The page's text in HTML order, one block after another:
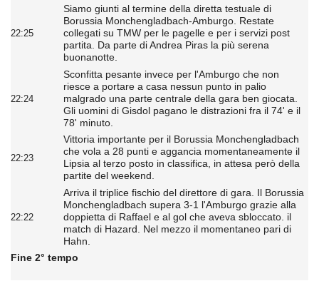
22:25
Siamo giunti al termine della diretta testuale di
Borussia Monchengladbach-Amburgo. Restate
collegati su TMW per le pagelle e per i servizi post
partita. Da parte di Andrea Piras la più serena
buonanotte.
22:24
Sconfitta pesante invece per l'Amburgo che non
riesce a portare a casa nessun punto in palio
malgrado una parte centrale della gara ben giocata.
Gli uomini di Gisdol pagano le distrazioni fra il 74' e il
78' minuto.
22:23
Vittoria importante per il Borussia Monchengladbach
che vola a 28 punti e aggancia momentaneamente il
Lipsia al terzo posto in classifica, in attesa però della
partite del weekend.
22:22
Arriva il triplice fischio del direttore di gara. Il Borussia
Monchengladbach supera 3-1 l'Amburgo grazie alla
doppietta di Raffael e al gol che aveva sbloccato. il
match di Hazard. Nel mezzo il momentaneo pari di
Hahn.
Fine 2° tempo